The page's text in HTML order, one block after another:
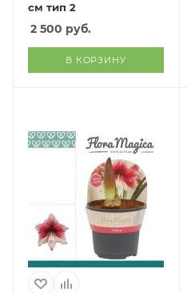
см тип 2
2 500 руб.
В КОРЗИНУ